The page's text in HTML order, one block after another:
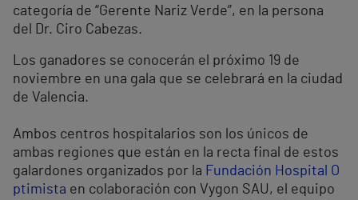
categoría de “Gerente Nariz Verde”, en la persona
del Dr. Ciro Cabezas.
Los ganadores se conocerán el próximo 19 de
noviembre en una gala que se celebrará en la ciudad
de Valencia.
Ambos centros hospitalarios son los únicos de
ambas regiones que están en la recta final de estos
galardones organizados por la Fundación Hospital O
ptimista en colaboración con Vygon SAU, el equipo